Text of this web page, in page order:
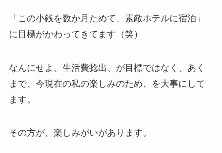
「この小銭を数か月ためて、素敵ホテルに宿泊」
に目標がかわってきてます（笑）
なんにせよ、生活費捻出、が目標ではなく、あく
まで、今現在の私の楽しみのため、を大事にして
ます。
その方が、楽しみがいがあります。